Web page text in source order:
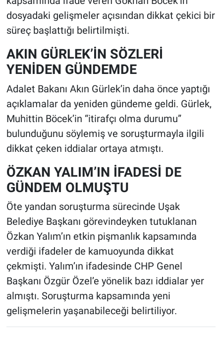
dosyadaki gelişmeler açısından dikkat çekici bir
süreç başlattığı belirtilmişti.
AKIN GÜRLEK’İN SÖZLERİ
YENİDEN GÜNDEMDE
Adalet Bakanı Akın Gürlek’in daha önce yaptığı
açıklamalar da yeniden gündeme geldi. Gürlek,
Muhittin Böcek’in “itirafçı olma durumu”
bulunduğunu söylemiş ve soruşturmayla ilgili
dikkat çeken iddialar ortaya atmıştı.
ÖZKAN YALIM’IN İFADESİ DE
GÜNDEM OLMUŞTU
Öte yandan soruşturma sürecinde Uşak
Belediye Başkanı görevindeyken tutuklanan
Özkan Yalım’ın etkin pişmanlık kapsamında
verdiği ifadeler de kamuoyunda dikkat
çekmişti. Yalım’ın ifadesinde CHP Genel
Başkanı Özgür Özel’e yönelik bazı iddialar yer
almıştı. Soruşturma kapsamında yeni
gelişmelerin yaşanabileceği belirtiliyor.